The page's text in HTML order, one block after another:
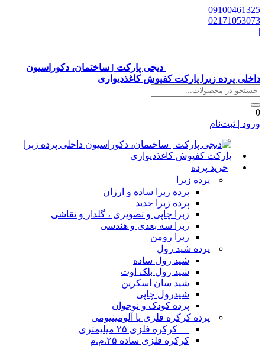
دیجی پارکت | ساختمان، دکوراسیون
پرده زبرا پارکت کفپوش کاغذدیواری
| ثبت‌نام
خرید پرده
پرده زبرا
پرده زبرا ساده و ارزان
پرده زبرا جدید
زبرا چاپی و تصویری ، گلدار و نقاشی
زبرا سه بعدی و هندسی
زبرا رومن
پرده شید رول
شید رول ساده
شید رول بلک اوت
شید سان اسکرین
شیدرول چاپی
پرده کودک و نوجوان
پرده کرکره فلزی یا آلومینیومی
__ کرکره فلزی ۲۵ میلیمتری
کرکره فلزی ساده ۲۵.م.م